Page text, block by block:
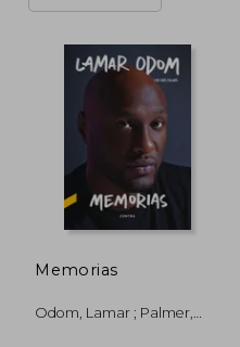
Memorias
Odom, Lamar ; Palmer,